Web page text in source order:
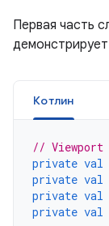
Первая часть
Котлин
// Viewport
private val
private val
private val
private val